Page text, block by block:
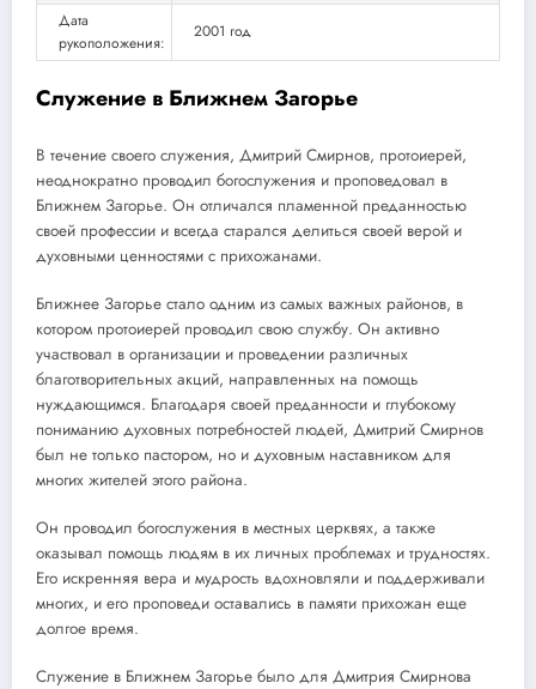
Дата
рукоположения:
2001 год
Служение в Ближнем Загорье
В течение своего служения, Дмитрий Смирнов, протоиерей,
неоднократно проводил богослужения и проповедовал в
Ближнем Загорье. Он отличался пламенной преданностью
своей профессии и всегда старался делиться своей верой и
духовными ценностями с прихожанами.
Ближнее Загорье стало одним из самых важных районов, в
котором протоиерей проводил свою службу. Он активно
участвовал в организации и проведении различных
благотворительных акций, направленных на помощь
нуждающимся. Благодаря своей преданности и глубокому
пониманию духовных потребностей людей, Дмитрий Смирнов
был не только пастором, но и духовным наставником для
многих жителей этого района.
Он проводил богослужения в местных церквях, а также
оказывал помощь людям в их личных проблемах и трудностях.
Его искренняя вера и мудрость вдохновляли и поддерживали
многих, и его проповеди оставались в памяти прихожан еще
долгое время.
Служение в Ближнем Загорье было для Дмитрия Смирнова